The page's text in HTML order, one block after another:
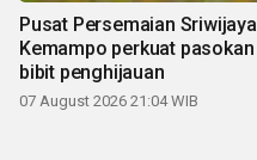
Pusat Persemaian Sriwijaya
Kemampo perkuat pasokan
bibit penghijauan
07 August 2026 21:04 WIB